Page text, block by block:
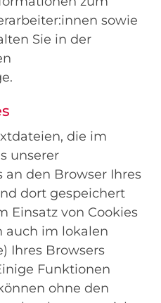
sowie
Sie in der
die im
unserer
den Browser Ihres
dort gespeichert
Einsatz von Cookies
auch im lokalen
Ihres Browsers
Funktionen
ohne den